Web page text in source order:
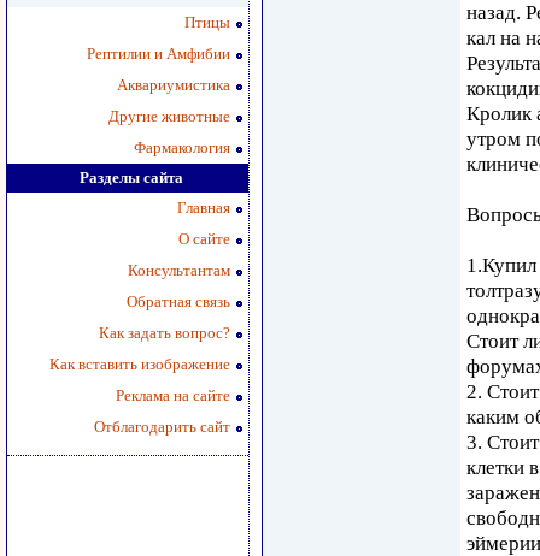
Птицы
Рептилии и Амфибии
Аквариумистика
Другие животные
Фармакология
Разделы сайта
Главная
О сайте
Консультантам
Обратная связь
Как задать вопрос?
Как вставить изображение
Реклама на сайте
Отблагодарить сайт
назад.
кал на
Кролик
утром
Стоит
2.
каким
3.
клетки